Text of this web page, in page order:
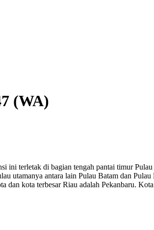
(WA)
ini terletak di bagian tengah pantai timur
antara lain Pulau Batam dan
kota terbesar Riau adalah Pekanbaru.